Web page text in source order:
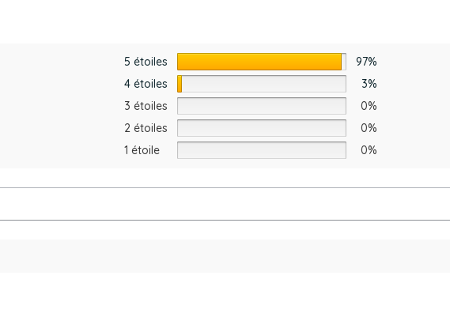
5 étoiles
97%
4 étoiles
3%
3 étoiles
0%
2 étoiles
0%
1 étoile
0%